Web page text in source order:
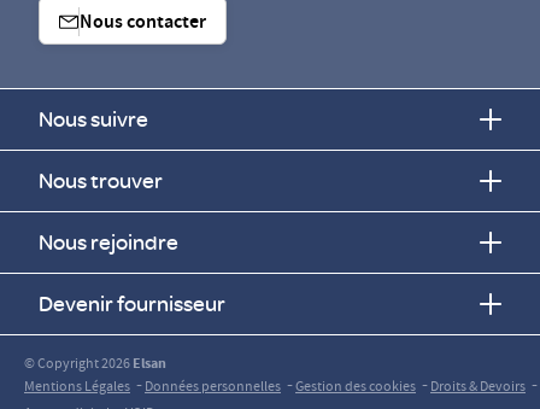
Nous contacter
Nous suivre
Nous trouver
Nous rejoindre
Devenir fournisseur
© Copyright 2026Elsan
Mentions Légales -Données personnelles -Gestion des cookies -Droits & Devoirs -